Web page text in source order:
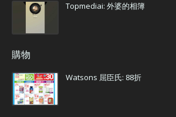
Topmediai: 外婆的相簿
購物
Watsons 屈臣氏: 88折